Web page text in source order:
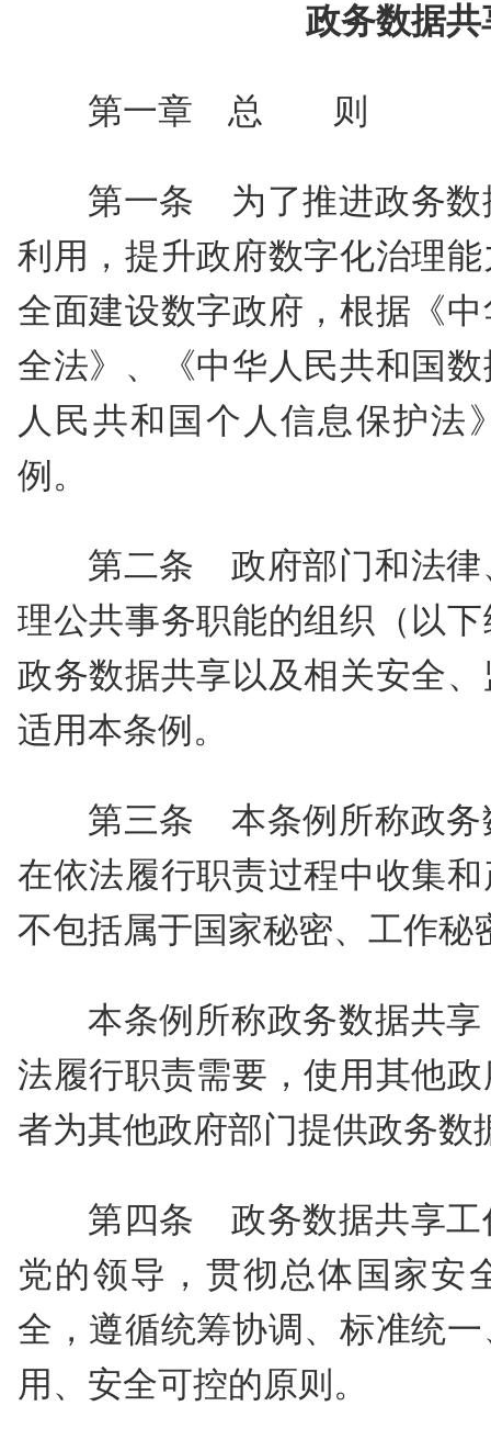
政务数据共
第一章 总 则
第一条 为了推进政务数
利用，提升政府数字化治理
全面建设数字政府，根据《
全法》、《中华人民共和国
人民共和国个人信息保护法
例。
第二条 政府部门和法律
理公共事务职能的组织（以
政务数据共享以及相关安全
适用本条例。
第三条 本条例所称政务
在依法履行职责过程中收集
不包括属于国家秘密、工作秘
本条例所称政务数据共
法履行职责需要，使用其他
者为其他政府部门提供政务数
第四条 政务数据共享工
党的领导，贯彻总体国家安
全，遵循统筹协调、标准统
用、安全可控的原则。